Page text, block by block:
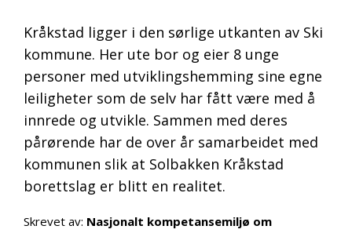
Kråkstad ligger i den sørlige utkanten av Ski
kommune. Her ute bor og eier 8 unge
personer med utviklingshemming sine egne
leiligheter som de selv har fått være med å
innrede og utvikle. Sammen med deres
pårørende har de over år samarbeidet med
kommunen slik at Solbakken Kråkstad
borettslag er blitt en realitet.
Skrevet av: Nasjonalt kompetansemiljø om